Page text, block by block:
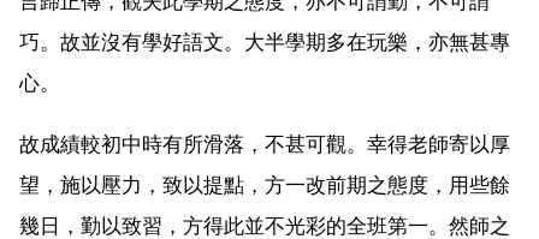
巧。故並沒有學好語文。大半學期多在玩樂，亦無甚專
心。
故成績較初中時有所滑落，不甚可觀。幸得老師寄以厚
望，施以壓力，致以提點，方一改前期之態度，用些餘
幾日，勤以致習，方得此並不光彩的全班第一。然師之